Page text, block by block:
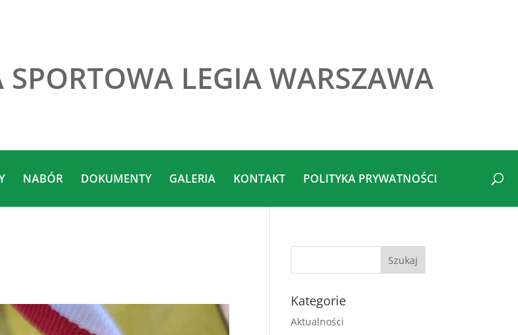
LEGIA WARSZAWA
NABÓR DOKUMENTY GALERIA KONTAKT POLITYKA PRYWATNOŚCI
Kategorie
Aktualności